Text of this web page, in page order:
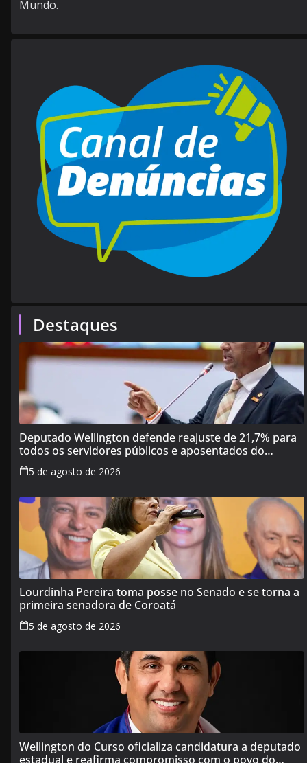
Mundo.
Destaques
Deputado Wellington defende reajuste de 21,7% para
todos os servidores públicos e aposentados do
Maranhão
5 de agosto de 2026
Lourdinha Pereira toma posse no Senado e se torna a
primeira senadora de Coroatá
5 de agosto de 2026
Wellington do Curso oficializa candidatura a deputado
estadual e reafirma compromisso com o povo do